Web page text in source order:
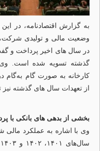
به گزارش اقتصادنامه، در
وضعیت مالی و تولیدی شرکت،
در سال ‌های اخیر پرداخت و
گذشته تسویه شده است. وی
کارخانه به ‌صورت گام
از تعهدات سال ‌های گذشته
بخشی از بدهی های بانکی با
وی با اشاره به عملکرد